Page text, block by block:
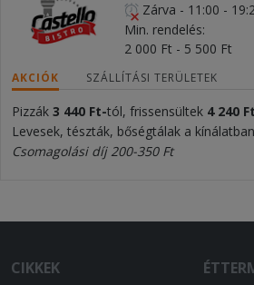
Zárva - 11:00 -
Min. rendelés
2 000 Ft - 5 500 Ft
AKCIÓK SZÁLLÍTÁSI TERÜLETEK
Pizzák 3 440 Ft-tól, frissensültek 4 240 Ft
Levesek, tészták, bőségtálak a kínálatban
Csomagolási díj 200-350 Ft
CIKKEK